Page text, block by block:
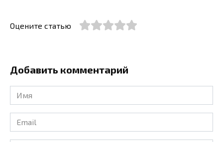
Оцените статью
Добавить комментарий
Имя
*
Email
*